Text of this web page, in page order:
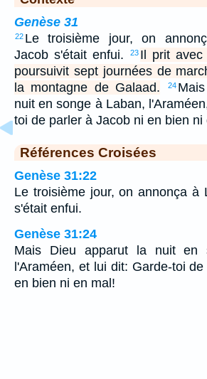
Genèse 31
22 Le troisième jour, on
Jacob s'était enfui.
23 Il prit
poursuivit sept journées de
la montagne de Galaad.
24
nuit en songe à Laban,
toi de parler à Jacob ni en bien
Références Croisées
Genèse 31:22
Le troisième jour, on annonça à
s'était enfui.
Genèse 31:24
Mais Dieu apparut la nuit en
l'Araméen, et lui dit: Garde-toi
en bien ni en mal!